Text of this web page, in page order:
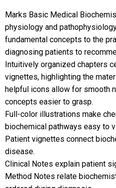
Marks Basic Medical
physiology and
fundamental concepts to the
diagnosing patients to
Intuitively organized chapters
vignettes, highlighting the
helpful icons allow for smooth
concepts easier to grasp.
Full-color illustrations make
biochemical pathways easy to
Patient vignettes connect
disease.
Clinical Notes explain patient
Method Notes relate